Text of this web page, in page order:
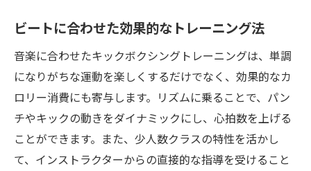
響
仲間と共に乗り越える達成感の魅力
キックボクシングから始まる新たな友情の
形
社会的なつながりがもたらす健康効果
クラスメイトとのコミュニケーションとや
ビートに合わせた効果的なトレーニング法
音楽に合わせたキックボクシングトレーニングは、単調
になりがちな運動を楽しくするだけでなく、効果的なカ
ロリー消費にも寄与します。リズムに乗ることで、パン
チやキックの動きをダイナミックにし、心拍数を上げる
ことができます。また、少人数クラスの特性を活かし
て、インストラクターからの直接的な指導を受けること